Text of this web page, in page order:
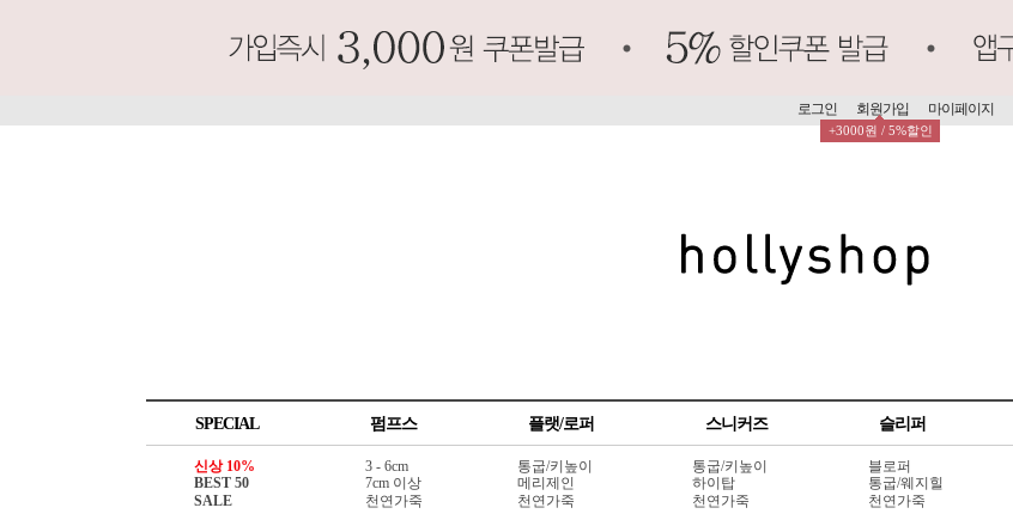
로그인 회원가입
+3000원 / 5%할인
마이페이지
SPECIAL 펌프스 플랫/로퍼 스니커즈 슬리퍼
신상 10%
BEST 50
SALE
3 - 6cm
7cm 이상
천연가죽
통굽/키높이
메리제인
천연가죽
통굽/키높이
하이탑
천연가죽
블로퍼
통굽/웨지힐
천연가죽